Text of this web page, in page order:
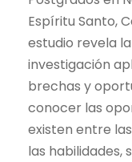
Espíritu Santo,
estudio revela
investigación
brechas y
conocer las
existen entre
las habilidades,